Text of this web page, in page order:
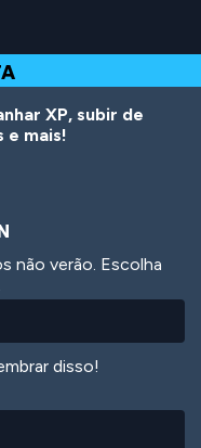
XP, subir de
e mais!
não verão. Escolha
disso!